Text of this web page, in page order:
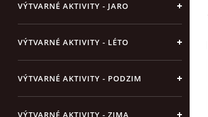
VÝTVARNÉ AKTIVITY - JARO
VÝTVARNÉ AKTIVITY - LÉTO
VÝTVARNÉ AKTIVITY - PODZIM
VÝTVARNÉ AKTIVITY - ZIMA